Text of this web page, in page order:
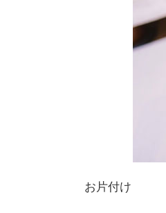
お片付け